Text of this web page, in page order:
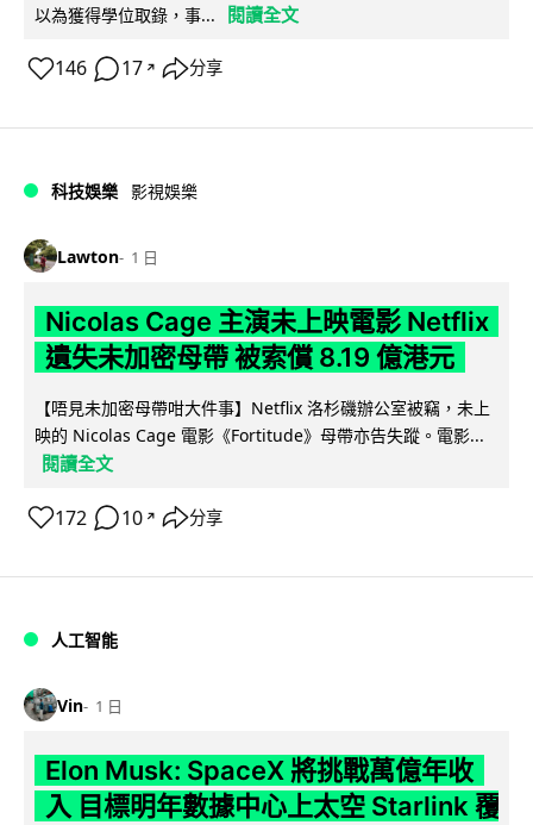
以為獲得學位取錄，事...
閱讀全文
146 17 ↗ 分享
科技娛樂 影視娛樂
Lawton 1 日
Nicolas Cage 主演未上映電影 Netflix
遺失未加密母帶 被索償 8.19 億港元
【唔見未加密母帶咁大件事】Netflix 洛杉磯辦公室被竊，未上
映的 Nicolas Cage 電影《Fortitude》母帶亦告失蹤。電影...
閱讀全文
172 10 ↗ 分享
人工智能
Vin 1 日
Elon Musk: SpaceX 將挑戰萬億年收
入 目標明年數據中心上太空 Starlink 覆